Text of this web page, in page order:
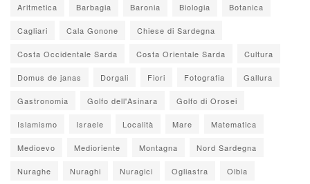
Aritmetica Barbagia Baronia Biologia Botanica
Cagliari Cala Gonone Chiese di Sardegna
Costa Occidentale Sarda Costa Orientale Sarda Cultura
Domus de janas Dorgali Fiori Fotografia Gallura
Gastronomia Golfo dell'Asinara Golfo di Orosei
Islamismo Israele Località Mare Matematica
Medioevo Medioriente Montagna Nord Sardegna
Nuraghe Nuraghi Nuragici Ogliastra Olbia